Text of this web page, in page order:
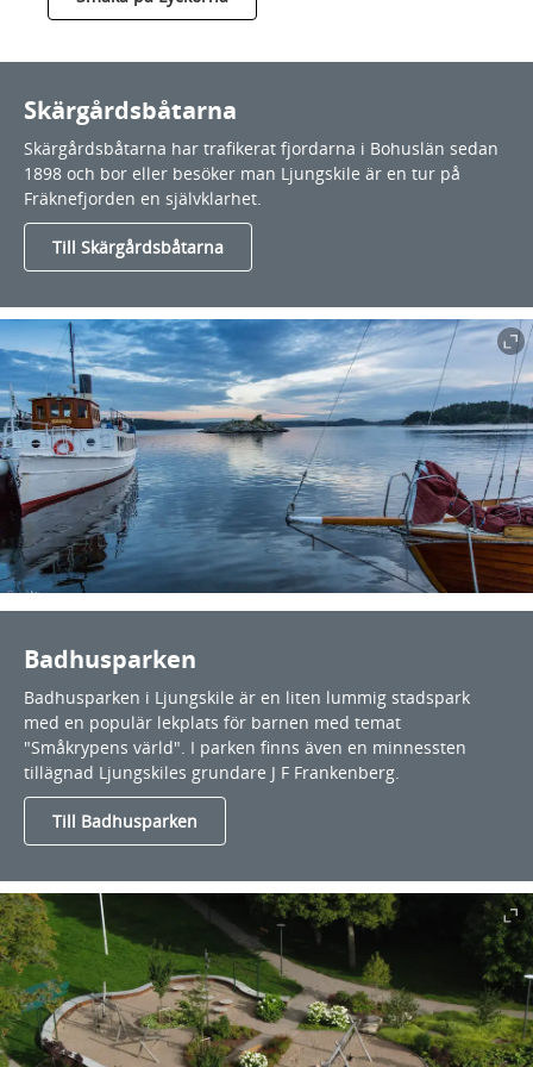
Skärgårdsbåtarna
Skärgårdsbåtarna har trafikerat fjordarna i Bohuslän sedan
1898 och bor eller besöker man Ljungskile är en tur på
Fräknefjorden en självklarhet.
Till Skärgårdsbåtarna
Badhusparken
Badhusparken i Ljungskile är en liten lummig stadspark
med en populär lekplats för barnen med temat
"Småkrypens värld". I parken finns även en minnessten
tillägnad Ljungskiles grundare J F Frankenberg.
Till Badhusparken